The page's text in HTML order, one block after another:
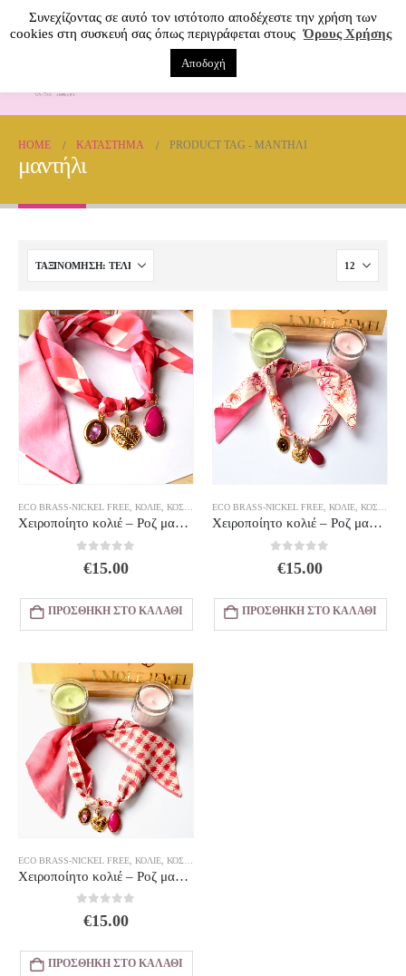
HOME ΚΑΤΆΣΤΗΜΑ PRODUCT TAG - ΜΑΝΤΉΛΙ
μαντήλι
ECO BRASS-NICKEL FREE, ΚΟΛΙΈ, ΚΟΣΜΗΜΑΤΑ
Χειροποίητο κολιέ – Ροζ μαντήλι με charms Σχέδιο 3
€15.00
ΠΡΟΣΘΉΚΗ ΣΤΟ ΚΑΛΆΘΙ
ECO BRASS-NICKEL FREE, ΚΟΛΙΈ, ΚΟΣΜΗΜΑΤΑ
Χειροποίητο κολιέ – Ροζ μαντήλι με charms Σχέδιο 2
€15.00
ΠΡΟΣΘΉΚΗ ΣΤΟ ΚΑΛΆΘΙ
ECO BRASS-NICKEL FREE ΚΟΛΙΈ ΚΟΣΜΗΜΑΤΑ
Χειροποίητο κολιέ – Ροζ μαντήλι με charms Σχέδιο 1
€15.00
ΠΡΟΣΘΉΚΗ ΣΤΟ ΚΑΛΆΘΙ
Συνεχίζοντας σε αυτό τον ιστότοπο αποδέχεστε την χρήση των
cookies στη συσκευή σας όπως περιγράφεται στους Όρους Χρήσης
Αποδοχή